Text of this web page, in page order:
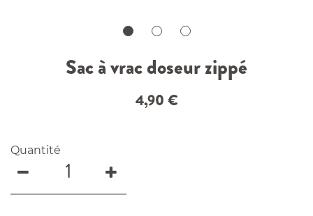
Sac à vrac doseur zippé
4,90 €
Quantité